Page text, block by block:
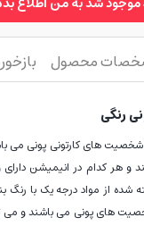
محصول
رنگی
و هر کدام در انیمیشن
شده از مواد درجه یک با
های پونی می باشند و می